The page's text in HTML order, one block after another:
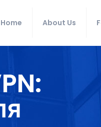
Home About Us